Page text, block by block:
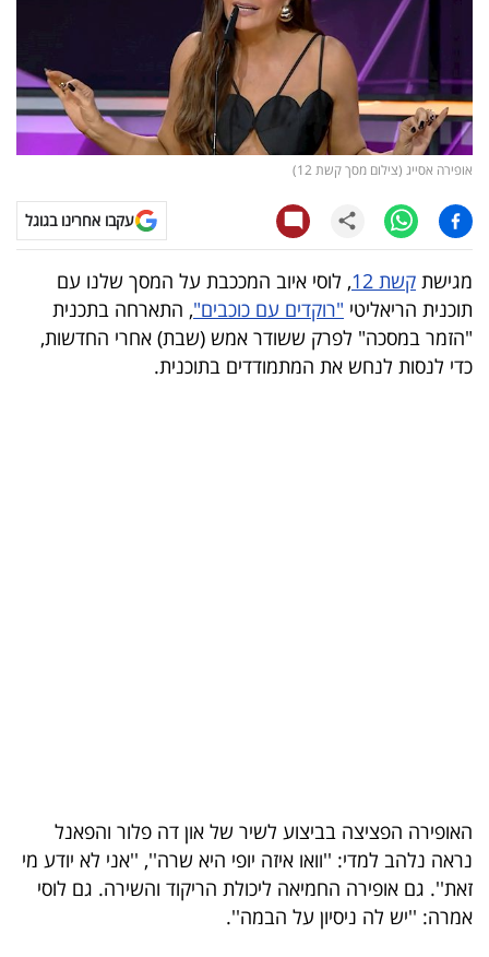
רכילות
עסקית
קריפטו
ויראלי
טלוויזיה
עסקי
ספורט
קריירה
5
המילון
הכלכלי
אופירה אסייג (צילום מסך קשת 12)
עקבו אחרינו בגוגל
מגישת קשת 12
, לוסי איוב המככבת על המסך שלנו עם
תוכנית הריאליטי "רוקדים עם כוכבים", התארחה בתכנית
"הזמר במסכה" לפרק ששודר אמש (שבת) אחרי החדשות,
כדי לנסות לנחש את המתמודדים בתוכנית.
האופירה הפציצה בביצוע לשיר של און דה פלור והפאנל
נראה נלהב למדי: ''וואו איזה יופי היא שרה'', ''אני לא יודע מי
זאת''. גם אופירה החמיאה ליכולת הריקוד והשירה. גם לוסי
אמרה: ''יש לה ניסיון על הבמה''.